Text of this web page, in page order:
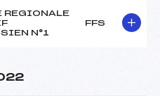
REGIONALE
N°1
FFS